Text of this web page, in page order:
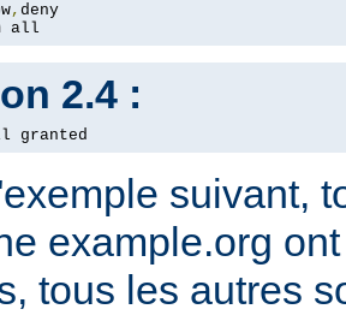
,
all
2.4 :
granted
suivant,
example.org
tous les autres